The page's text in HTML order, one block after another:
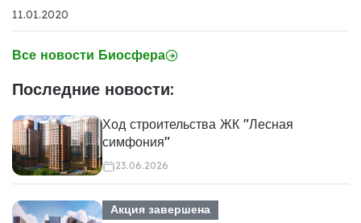
11.01.2020
Все новости Биосфера
Последние новости:
Ход строительства ЖК "Лесная
симфония"
23.06.2026
Акция завершена